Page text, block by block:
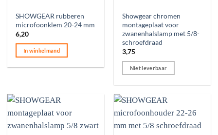
SHOWGEAR rubberen
microfoonklem 20-24 mm
6,20
In winkelmand
Showgear chromen
montageplaat voor
zwanenhalslamp met 5/8-
schroefdraad
3,75
Niet leverbaar